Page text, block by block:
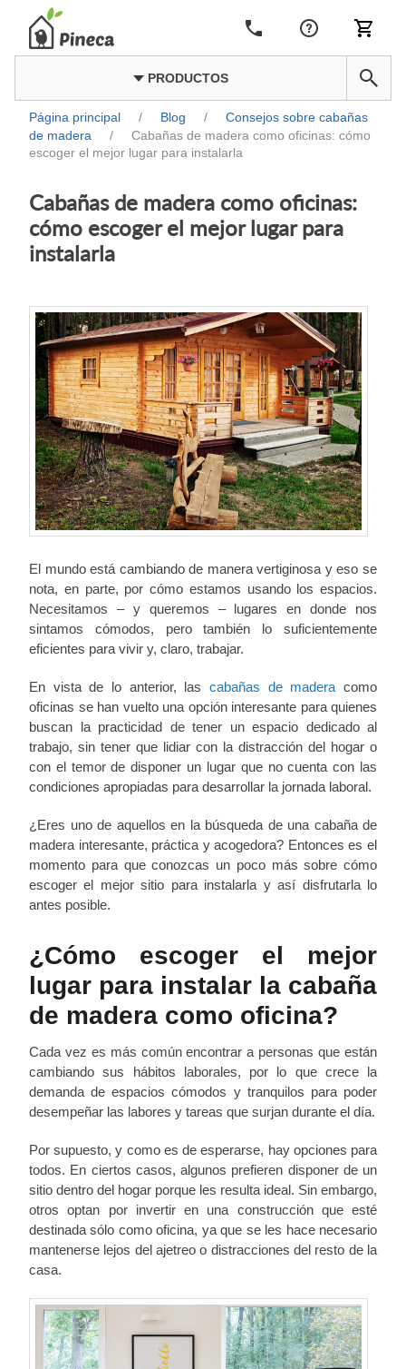
PRODUCTOS
Página principal / Blog /
Consejos sobre cabañas
de madera
/
Cabañas de madera como oficinas: cómo
escoger el mejor lugar para instalarla
Cabañas de madera como oficinas:
cómo escoger el mejor lugar para
instalarla
El mundo está cambiando de manera vertiginosa y eso se
nota, en parte, por cómo estamos usando los espacios.
Necesitamos – y queremos – lugares en donde nos
sintamos cómodos, pero también lo suficientemente
eficientes para vivir y, claro, trabajar.
En vista de lo anterior, las cabañas de madera como
oficinas se han vuelto una opción interesante para quienes
buscan la practicidad de tener un espacio dedicado al
trabajo, sin tener que lidiar con la distracción del hogar o
con el temor de disponer un lugar que no cuenta con las
condiciones apropiadas para desarrollar la jornada laboral.
¿Eres uno de aquellos en la búsqueda de una cabaña de
madera interesante, práctica y acogedora? Entonces es el
momento para que conozcas un poco más sobre cómo
escoger el mejor sitio para instalarla y así disfrutarla lo
antes posible.
¿Cómo escoger el mejor
lugar para instalar la cabaña
de madera como oficina?
Cada vez es más común encontrar a personas que están
cambiando sus hábitos laborales, por lo que crece la
demanda de espacios cómodos y tranquilos para poder
desempeñar las labores y tareas que surjan durante el día.
Por supuesto, y como es de esperarse, hay opciones para
todos. En ciertos casos, algunos prefieren disponer de un
sitio dentro del hogar porque les resulta ideal. Sin embargo,
otros optan por invertir en una construcción que esté
destinada sólo como oficina, ya que se les hace necesario
mantenerse lejos del ajetreo o distracciones del resto de la
casa.